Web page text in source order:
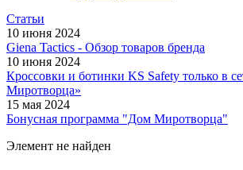
Статьи
10 июня 2024
Giena Tactics - Обзор товаров бренда
10 июня 2024
Кроссовки и ботинки KS Safety только в
Миротворца»
15 мая 2024
Бонусная программа "Дом Миротворца"
Элемент не найден